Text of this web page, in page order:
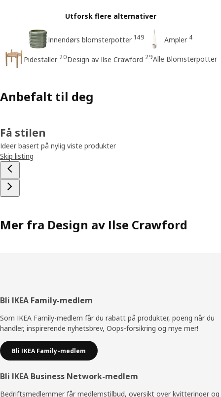
Utforsk flere alternativer
Innendørs blomsterpotter 149 Ampler 4
Pidestaller 20Design av Ilse Crawford 29Alle Blomsterpotter
Anbefalt til deg
Få stilen
Ideer basert på nylig viste produkter
Skip listing
Mer fra Design av Ilse Crawford
Bunntekst
Bli IKEA Family-medlem
Som IKEA Family-medlem får du rabatt på produkter, poeng når du
handler, inspirerende nyhetsbrev, Oops-forsikring og mye mer!
Bli IKEA Family-medlem
Bli IKEA Business Network-medlem
Bedriftsmedlemmer får medlemstilbud, oversikt over kvitteringer og